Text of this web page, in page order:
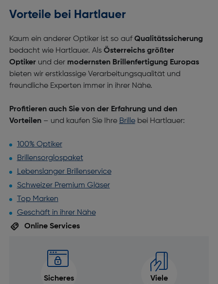
Vorteile bei Hartlauer
Kaum ein anderer Optiker ist so auf Qualitätssicherung
bedacht wie Hartlauer. Als Österreichs größter
Optiker und der modernsten Brillenfertigung Europas
bieten wir erstklassige Verarbeitungsqualität und
freundliche Experten immer in ihrer Nähe.
Profitieren auch Sie von der Erfahrung und den
Vorteilen– und kaufen Sie Ihre Brillebei Hartlauer:
100% Optiker
Brillensorglospaket
Lebenslanger Brillenservice
Schweizer Premium Gläser
Top Marken
Geschäft in ihrer Nähe
Online Services
Sicheres
Viele